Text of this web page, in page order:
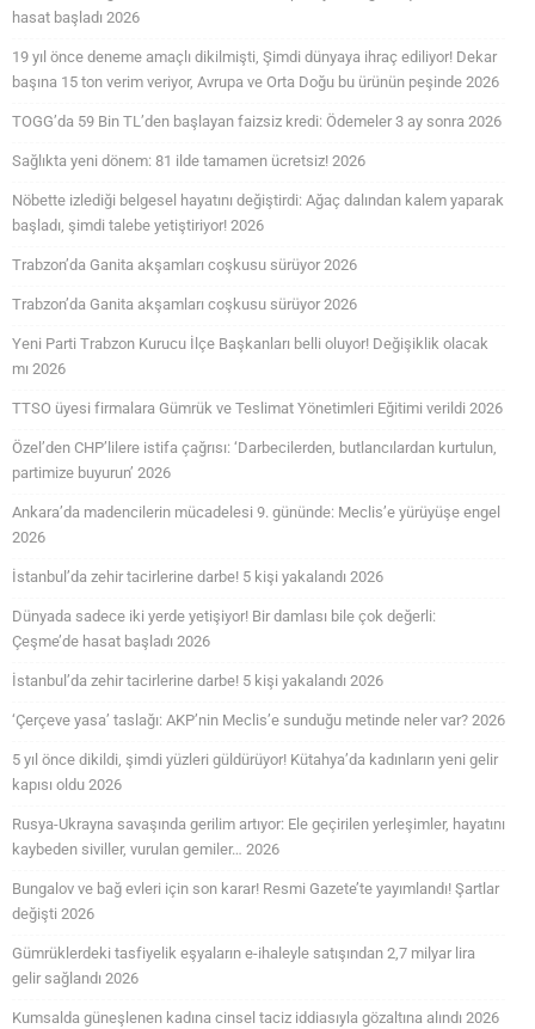
hasat başladı 2026
19 yıl önce deneme amaçlı dikilmişti, Şimdi dünyaya ihraç ediliyor! Dekar
başına 15 ton verim veriyor, Avrupa ve Orta Doğu bu ürünün peşinde 2026
TOGG’da 59 Bin TL’den başlayan faizsiz kredi: Ödemeler 3 ay sonra 2026
Sağlıkta yeni dönem: 81 ilde tamamen ücretsiz! 2026
Nöbette izlediği belgesel hayatını değiştirdi: Ağaç dalından kalem yaparak
başladı, şimdi talebe yetiştiriyor! 2026
Trabzon’da Ganita akşamları coşkusu sürüyor 2026
Trabzon’da Ganita akşamları coşkusu sürüyor 2026
Yeni Parti Trabzon Kurucu İlçe Başkanları belli oluyor! Değişiklik olacak
mı 2026
TTSO üyesi firmalara Gümrük ve Teslimat Yönetimleri Eğitimi verildi 2026
Özel’den CHP’lilere istifa çağrısı: ‘Darbecilerden, butlancılardan kurtulun,
partimize buyurun’ 2026
Ankara’da madencilerin mücadelesi 9. gününde: Meclis’e yürüyüşe engel
2026
İstanbul’da zehir tacirlerine darbe! 5 kişi yakalandı 2026
Dünyada sadece iki yerde yetişiyor! Bir damlası bile çok değerli:
Çeşme’de hasat başladı 2026
İstanbul’da zehir tacirlerine darbe! 5 kişi yakalandı 2026
‘Çerçeve yasa’ taslağı: AKP’nin Meclis’e sunduğu metinde neler var? 2026
5 yıl önce dikildi, şimdi yüzleri güldürüyor! Kütahya’da kadınların yeni gelir
kapısı oldu 2026
Rusya-Ukrayna savaşında gerilim artıyor: Ele geçirilen yerleşimler, hayatını
kaybeden siviller, vurulan gemiler… 2026
Bungalov ve bağ evleri için son karar! Resmi Gazete’te yayımlandı! Şartlar
değişti 2026
Gümrüklerdeki tasfiyelik eşyaların e-ihaleyle satışından 2,7 milyar lira
gelir sağlandı 2026
Kumsalda güneşlenen kadına cinsel taciz iddiasıyla gözaltına alındı 2026